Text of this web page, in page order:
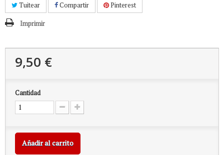
Tuitear Compartir Pinterest
Imprimir
9,50 €
Cantidad
Añadir al carrito